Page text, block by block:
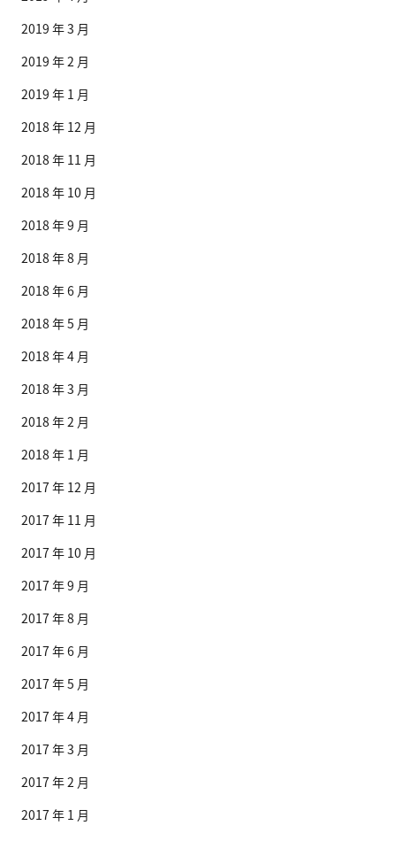
2019 年 3 月
2019 年 2 月
2019 年 1 月
2018 年 12 月
2018 年 11 月
2018 年 10 月
2018 年 9 月
2018 年 8 月
2018 年 6 月
2018 年 5 月
2018 年 4 月
2018 年 3 月
2018 年 2 月
2018 年 1 月
2017 年 12 月
2017 年 11 月
2017 年 10 月
2017 年 9 月
2017 年 8 月
2017 年 6 月
2017 年 5 月
2017 年 4 月
2017 年 3 月
2017 年 2 月
2017 年 1 月